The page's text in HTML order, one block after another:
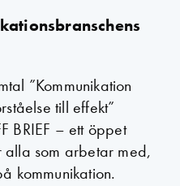
”Kommunikation
till effekt”
BRIEF – ett öppet
alla som arbetar med,
kommunikation.